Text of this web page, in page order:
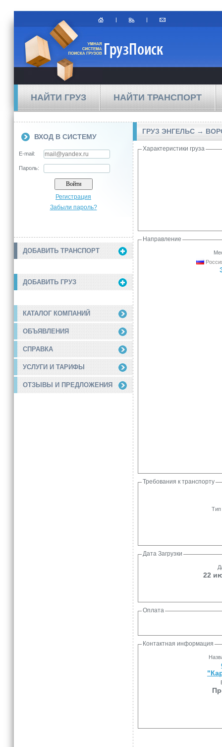
НАЙТИ ГРУЗ НАЙТИ ТРАНСПОРТ
ВХОД В СИСТЕМУ
E-mail:
Пароль:
Регистрация
Забыли пароль?
ДОБАВИТЬ ТРАНСПОРТ
ДОБАВИТЬ ГРУЗ
КАТАЛОГ КОМПАНИЙ
ОБЪЯВЛЕНИЯ
СПРАВКА
УСЛУГИ И ТАРИФЫ
ОТЗЫВЫ И ПРЕДЛОЖЕНИЯ
ГРУЗ ЭНГЕЛЬС →
Характеристики груза
Направление
Требования к транспорту
Тип
Дата Загрузки
22
Оплата
Контактная информация